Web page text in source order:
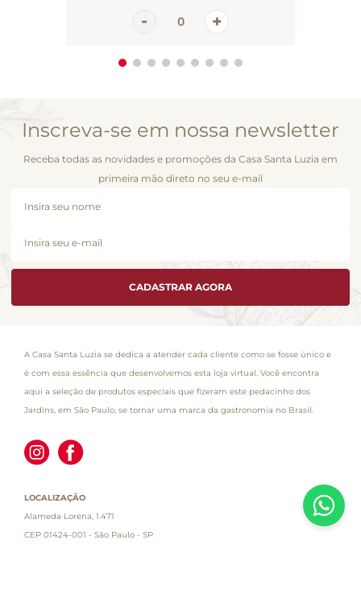
Inscreva-se em nossa newsletter
Receba todas as novidades e promoções da Casa Santa Luzia em
primeira mão direto no seu e-mail
CADASTRAR AGORA
A Casa Santa Luzia se dedica a atender cada cliente como se fosse único e
é com essa essência que desenvolvemos esta loja virtual. Você encontra
aqui a seleção de produtos especiais que fizeram este pedacinho dos
Jardins, em São Paulo, se tornar uma marca da gastronomia no Brasil.
LOCALIZAÇÃO
Alameda Lorena, 1.471
CEP 01424-001 - São Paulo - SP